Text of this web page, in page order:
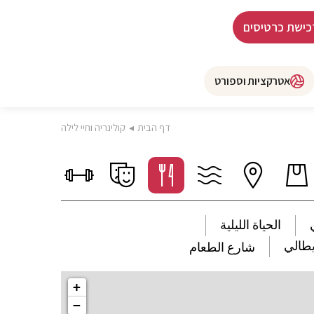
כרטיסים
אטרקציות וספורט
דף הבית ◂ קולינריה וחיי לילה
الحياة الليلية
شارع الطعام
+
−